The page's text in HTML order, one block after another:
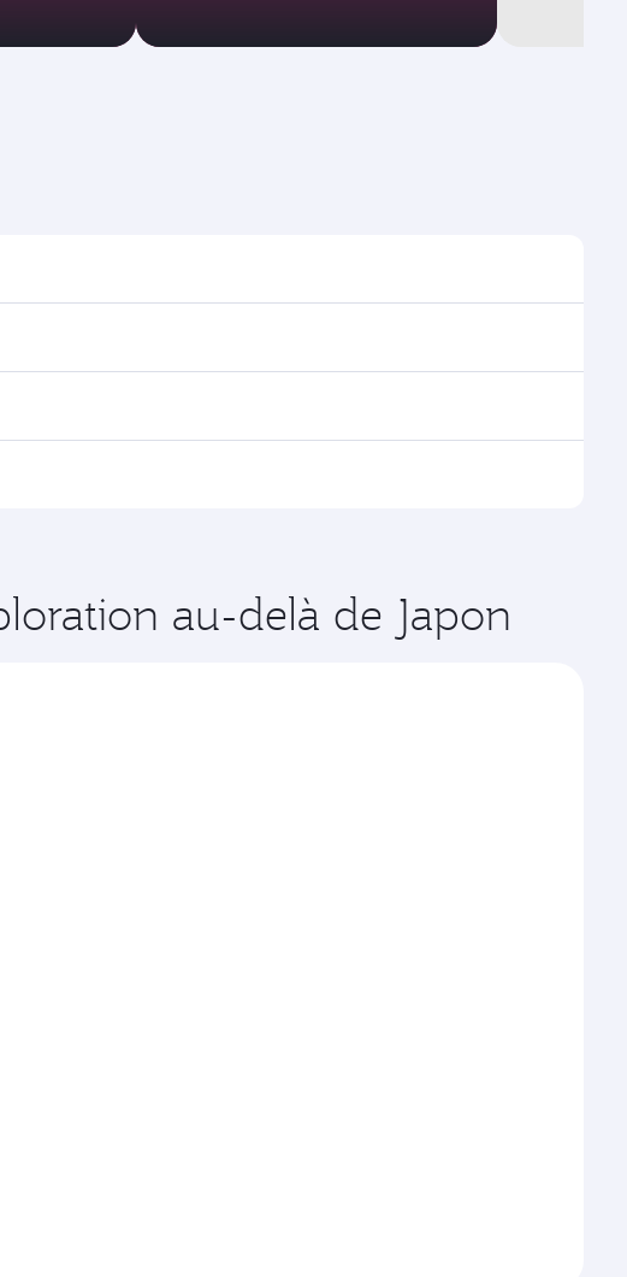
trouver les horaires et la fréquence des vols.
via Doha, avec des correspondances fluides et efficaces
Sur les vols opérés par Qatar Airways, vous pouvez
au-delà de Japon